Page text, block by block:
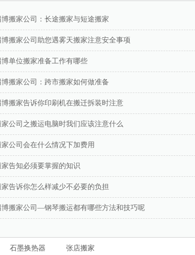
博搬家公司：长途搬家与短途搬家
博搬家公司助您遇雾天搬家注意安全事项
博单位搬家准备工作有哪些
博搬家公司：跨市搬家如何做准备
博搬家告诉你印刷机在搬迁拆装时注意
家公司之搬运电脑时我们应该注意什么
家公司会在什么情况下加费用
家告知必须要掌握的知识
家告诉你怎么样减少不必要的负担
博搬家公司—钢琴搬运都有哪些方法和技巧呢
石墨换热器 张店搬家